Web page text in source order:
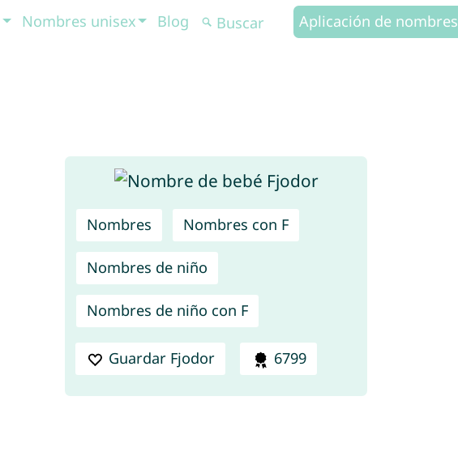
Nombres unisex Blog Aplicación de nombres
Nombres Nombres con F
Nombres de niño
Nombres de niño con F
Guardar Fjodor 6799